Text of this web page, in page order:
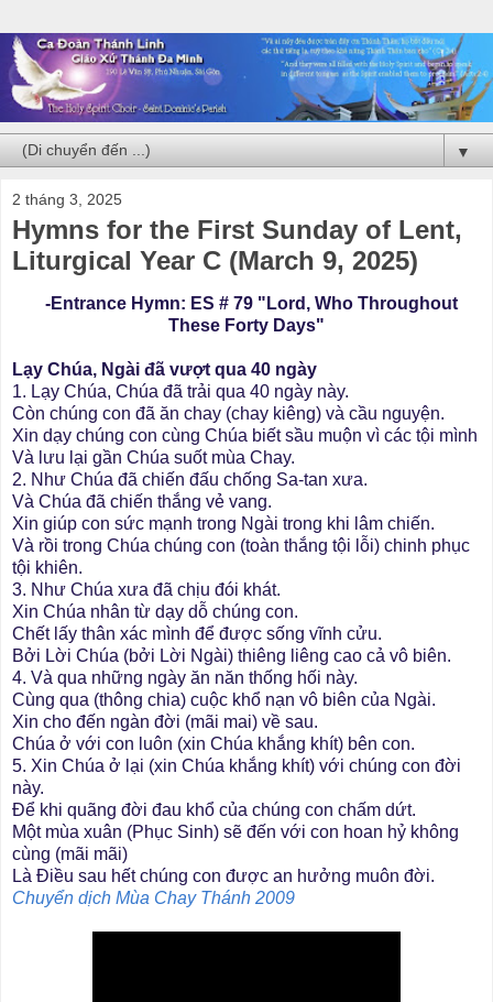
▼
2 tháng 3, 2025
Hymns for the First Sunday of Lent,
Liturgical Year C (March 9, 2025)
-Entrance Hymn: ES # 79 "Lord, Who Throughout
These Forty Days"
Lạy Chúa, Ngài đã vượt qua 40 ngày
1. Lạy Chúa, Chúa đã trải qua 40 ngày này.
Còn chúng con đã ăn chay (chay kiêng) và cầu nguyện.
Xin dạy chúng con cùng Chúa biết sầu muộn vì các tội mình
Và lưu lại gần Chúa suốt mùa Chay.
2. Như Chúa đã chiến đấu chống Sa-tan xưa.
Và Chúa đã chiến thắng vẻ vang.
Xin giúp con sức mạnh trong Ngài trong khi lâm chiến.
Và rồi trong Chúa chúng con (toàn thắng tội lỗi) chinh phục
tội khiên.
3. Như Chúa xưa đã chịu đói khát.
Xin Chúa nhân từ dạy dỗ chúng con.
Chết lấy thân xác mình để được sống vĩnh cửu.
Bởi Lời Chúa (bởi Lời Ngài) thiêng liêng cao cả vô biên.
4. Và qua những ngày ăn năn thống hối này.
Cùng qua (thông chia) cuộc khổ nạn vô biên của Ngài.
Xin cho đến ngàn đời (mãi mai) về sau.
Chúa ở với con luôn (xin Chúa khắng khít) bên con.
5. Xin Chúa ở lại (xin Chúa khắng khít) với chúng con đời
này.
Để khi quãng đời đau khổ của chúng con chấm dứt.
Một mùa xuân (Phục Sinh) sẽ đến với con hoan hỷ không
cùng (mãi mãi)
Là Điều sau hết chúng con được an hưởng muôn đời.
Chuyển dịch Mùa Chay Thánh 2009